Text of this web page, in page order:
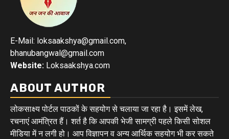
E-Mail: loksaakshya@gmail.com,
bhanubangwal@gmail.com
Website: Loksaakshya.com
ABOUT AUTHOR
लोकसाक्ष्य पोर्टल पाठकों के सहयोग से चलाया जा रहा है। इसमें लेख,
रचनाएं आमंत्रित हैं। शर्त है कि आपकी भेजी सामग्री पहले किसी सोशल
मीडिया में न लगी हो। आप विज्ञापन व अन्य आर्थिक सहयोग भी कर सकते